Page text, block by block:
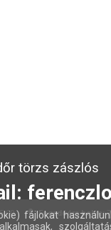
törzs zászlós
Fogadóóra helye:
fájlokat